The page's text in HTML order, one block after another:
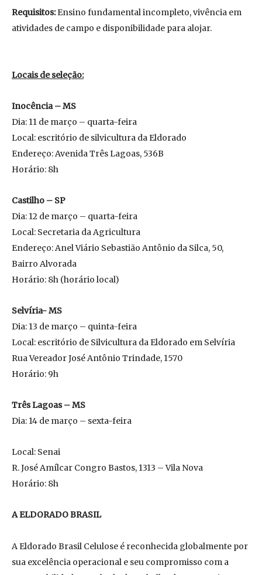
Requisitos:Ensino fundamental incompleto, vivência em
atividades de campo e disponibilidade para alojar.
Locais de seleção:
Inocência – MS
Dia: 11 de março – quarta-feira
Local: escritório de silvicultura da Eldorado
Endereço: Avenida Três Lagoas, 536B
Horário: 8h
Castilho – SP
Dia: 12 de março – quarta-feira
Local: Secretaria da Agricultura
Endereço: Anel Viário Sebastião Antônio da Silca, 50,
Bairro Alvorada
Horário: 8h (horário local)
Selvíria- MS
Dia: 13 de março – quinta-feira
Local: escritório de Silvicultura da Eldorado em Selvíria
Rua Vereador José Antônio Trindade, 1570
Horário: 9h
Três Lagoas – MS
Dia: 14 de março – sexta-feira
Local: Senai
R. José Amílcar Congro Bastos, 1313 – Vila Nova
Horário: 8h
A ELDORADO BRASIL
A Eldorado Brasil Celulose é reconhecida globalmente por
sua excelência operacional e seu compromisso com a